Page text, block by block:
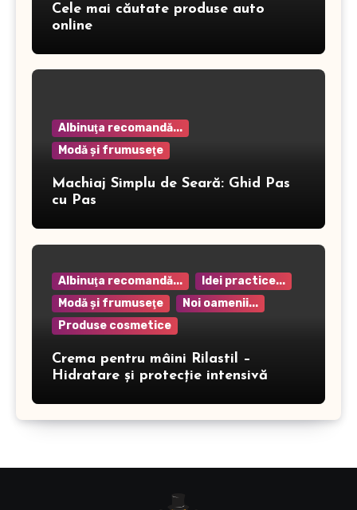
Cele mai căutate produse auto
online
Albinuţa recomandă...
Modă şi frumuseţe
Machiaj Simplu de Seară: Ghid Pas
cu Pas
Albinuţa recomandă...
Idei practice...
Modă şi frumuseţe
Noi oamenii...
Produse cosmetice
Crema pentru mâini Rilastil –
Hidratare și protecție intensivă